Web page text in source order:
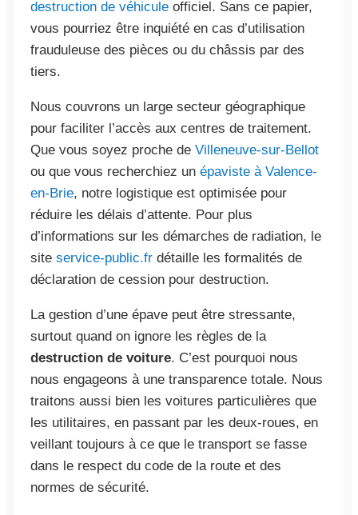
destruction de véhicule officiel. Sans ce papier,
vous pourriez être inquiété en cas d’utilisation
frauduleuse des pièces ou du châssis par des
tiers.
Nous couvrons un large secteur géographique
pour faciliter l’accès aux centres de traitement.
Que vous soyez proche de Villeneuve-sur-Bellot
ou que vous recherchiez un épaviste à Valence-
en-Brie, notre logistique est optimisée pour
réduire les délais d’attente. Pour plus
d’informations sur les démarches de radiation, le
site service-public.fr détaille les formalités de
déclaration de cession pour destruction.
La gestion d’une épave peut être stressante,
surtout quand on ignore les règles de la
destruction de voiture. C’est pourquoi nous
nous engageons à une transparence totale. Nous
traitons aussi bien les voitures particulières que
les utilitaires, en passant par les deux-roues, en
veillant toujours à ce que le transport se fasse
dans le respect du code de la route et des
normes de sécurité.